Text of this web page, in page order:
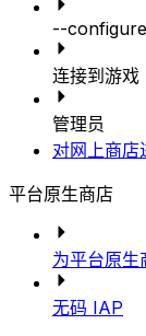
--configure
连接到游戏
管理员
对网上商店
平台原生商店
为平台原
无码 IAP